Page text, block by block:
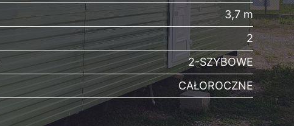
3,7 m
2
2-SZYBOWE
CAŁOROCZNE